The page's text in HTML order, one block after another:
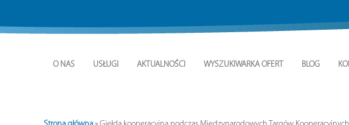
O NAS USŁUGI AKTUALNOŚCI WYSZUKIWARKA OFERT BLOG